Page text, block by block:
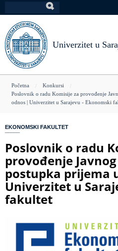
na
glavni
sadržaj
Univerzitet u
You
are
Početna
Konkursi
Poslovnik o radu Komisije za provođenje
odnos | Univerzitet u Sarajevu - Ekonomski
EKONOMSKI FAKULTET
Poslovnik o radu
provođenje
postupka prijema
Univerzitet u
fakultet